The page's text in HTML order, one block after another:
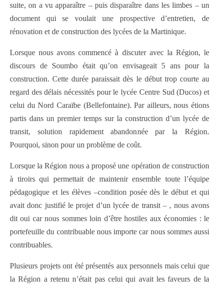
suite, on a vu apparaître – puis disparaître dans les limbes – un
document qui se voulait une prospective d’entretien, de
rénovation et de construction des lycées de la Martinique.
Lorsque nous avons commencé à discuter avec la Région, le
discours de Soumbo était qu’on envisageait 5 ans pour la
construction. Cette durée paraissait dès le début trop courte au
regard des délais nécessités pour le lycée Centre Sud (Ducos) et
celui du Nord Caraïbe (Bellefontaine). Par ailleurs, nous étions
partis dans un premier temps sur la construction d’un lycée de
transit, solution rapidement abandonnée par la Région.
Pourquoi, sinon pour un problème de coût.
Lorsque la Région nous a proposé une opération de construction
à tiroirs qui permettait de maintenir ensemble toute l’équipe
pédagogique et les élèves –condition posée dès le début et qui
avait donc justifié le projet d’un lycée de transit – , nous avons
dit oui car nous sommes loin d’être hostiles aux économies : le
portefeuille du contribuable nous importe car nous sommes aussi
contribuables.
Plusieurs projets ont été présentés aux personnels mais celui que
la Région a retenu n’était pas celui qui avait les faveurs de la